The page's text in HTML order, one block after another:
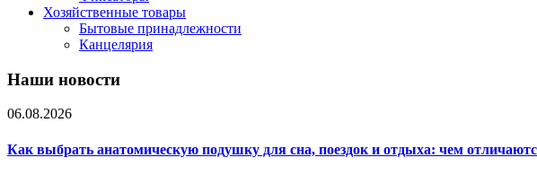
Хозяйственные товары
Бытовые принадлежности
Канцелярия
Наши новости
06.08.2026
Как выбрать анатомическую подушку для сна, поездок и отдыха: чем